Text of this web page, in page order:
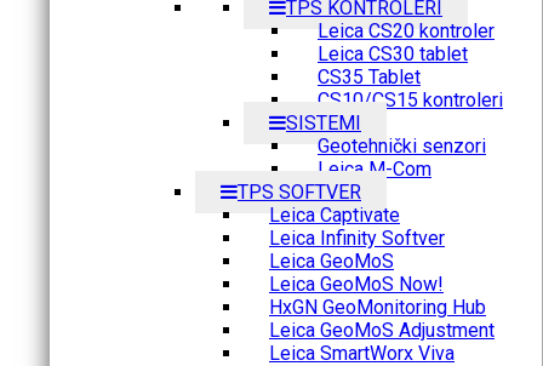
TPS KONTROLERI
Leica CS20 kontroler
Leica CS30 tablet
CS35 Tablet
CS10/CS15 kontroleri
SISTEMI
Geotehnički senzori
Leica M-Com
TPS SOFTVER
Leica Captivate
Leica Infinity Softver
Leica GeoMoS
Leica GeoMoS Now!
HxGN GeoMonitoring Hub
Leica GeoMoS Adjustment
Leica SmartWorx Viva